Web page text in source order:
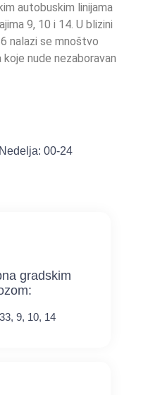
autobuskim linijama
9, 10 i 14. U blizini
nalazi se mnoštvo
nude nezaboravan
00-24
gradskim
9, 10, 14